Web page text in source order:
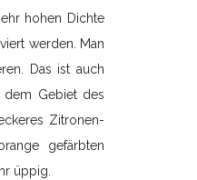
hohen Dichte
werden. Man
Das ist auch
dem Gebiet des
Zitronen-
gefärbten
üppig.